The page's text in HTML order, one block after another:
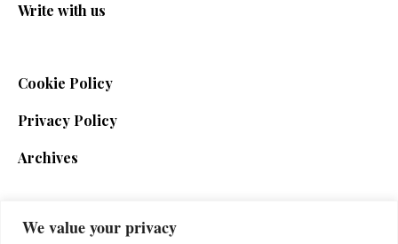
We value your privacy
Write with us
Cookie Policy
Privacy Policy
Archives
SIGN UP FOR THE NEWSLETTER